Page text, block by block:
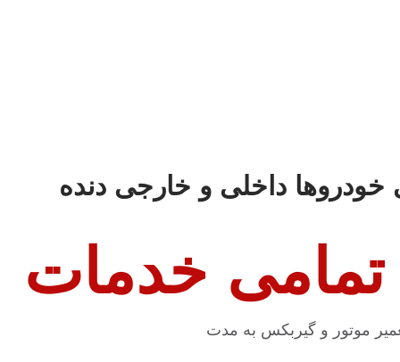
داخلی و خارجی دنده
تمامی خدمات
موتور و گیربکس به مدت